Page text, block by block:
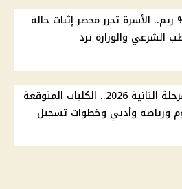
الـ4% ريم.. الأسرة تحرر محضر إثبات حالة
الشرعي والوزارة ترد
تنسيق المرحلة الثانية 2026.. الكليات المتوقعة
ورياضة وأدبي وخطوات تسجيل